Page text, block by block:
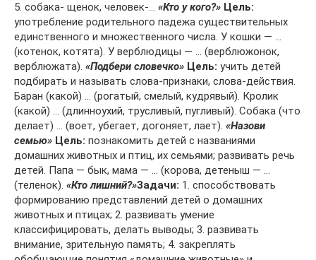
5. собака- щенок, человек-… «Кто у кого?» Цель:
употребление родительного падежа существительных
единственного и множественного числа. У кошки — …
(котенок, котята). У верблюдицы — … (верблюжонок,
верблюжата). «Подбери словечко» Цель: учить детей
подбирать и называть слова-признаки, слова-действия.
Баран (какой) … (рогатый, смелый, кудрявый). Кролик
(какой) … (длинноухий, трусливый, пугливый). Собака (что
делает) … (воет, убегает, догоняет, лает). «Назови
семью» Цель: познакомить детей с названиями
домашних животных и птиц, их семьями; развивать речь
детей. Папа — бык, мама — … (корова, детеныш — …
(теленок). «Кто лишний?»Задачи: 1. способствовать
формированию представлений детей о домашних
животных и птицах; 2. развивать умение
классифицировать, делать выводы; 3. развивать
внимание, зрительную память; 4. закреплять